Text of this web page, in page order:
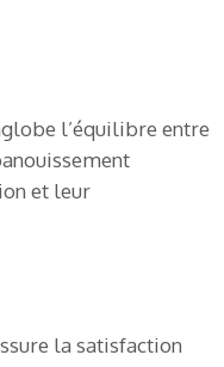
l’équilibre entre
et leur
la satisfaction